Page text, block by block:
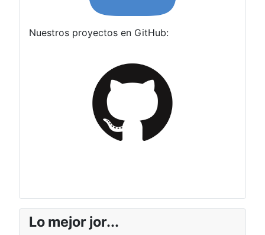
Nuestros proyectos en GitHub:
Lo mejor jor...